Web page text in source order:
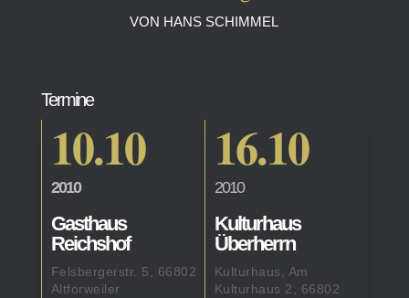
VON HANS SCHIMMEL
Termine
10.10
2010
Gasthaus
Reichshof
Felsbergerstr. 5, 66802
Altforweiler
16.10
2010
Kulturhaus
Überherrn
Kulturhaus, Am
Kulturhaus 2, 66802